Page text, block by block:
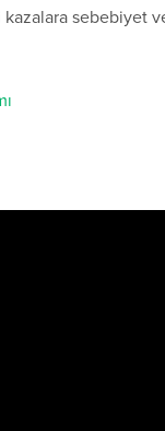
sebebiyet